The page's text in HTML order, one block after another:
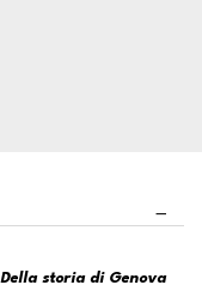
Della storia di Genova